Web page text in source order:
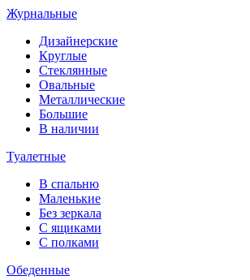
Журнальные
Дизайнерские
Круглые
Стеклянные
Овальные
Металлические
Большие
В наличии
Туалетные
В спальню
Маленькие
Без зеркала
С ящиками
С полками
Обеденные